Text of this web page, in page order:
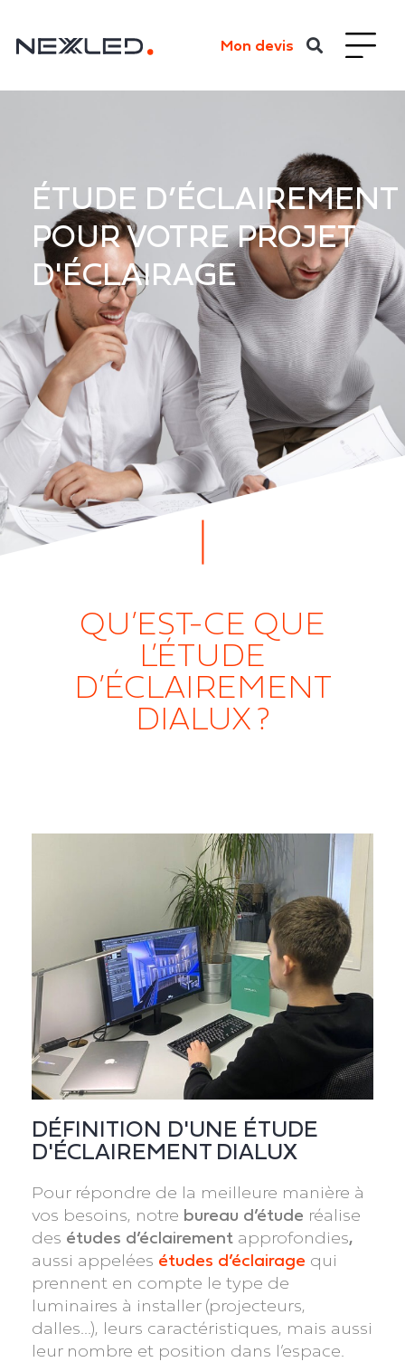
Mon devis
ÉTUDE D’ÉCLAIREMENT
POUR VOTRE PROJET
D'ÉCLAIRAGE
QU’EST-CE QUE
L’ÉTUDE
D’ÉCLAIREMENT
DIALUX ?
DÉFINITION D'UNE ÉTUDE
D'ÉCLAIREMENT DIALUX
Pour répondre de la meilleure manière à
vos besoins, notre bureau d’étude réalise
des études d’éclairement approfondies,
aussi appelées études d’éclairage qui
prennent en compte le type de
luminaires à installer (projecteurs,
dalles…), leurs caractéristiques, mais aussi
leur nombre et position dans l’espace.